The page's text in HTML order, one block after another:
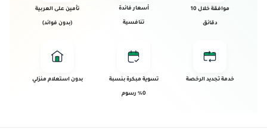
موافقة خلال 10
دقائق
أسعار فائدة
تنافسية
تأمين على العربية
(بدون فوائد)
خدمة تجديد الرخصة تسوية مبكرة بنسبة
0% رسوم
بدون استعلام منزلي